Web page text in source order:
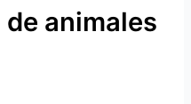
animales